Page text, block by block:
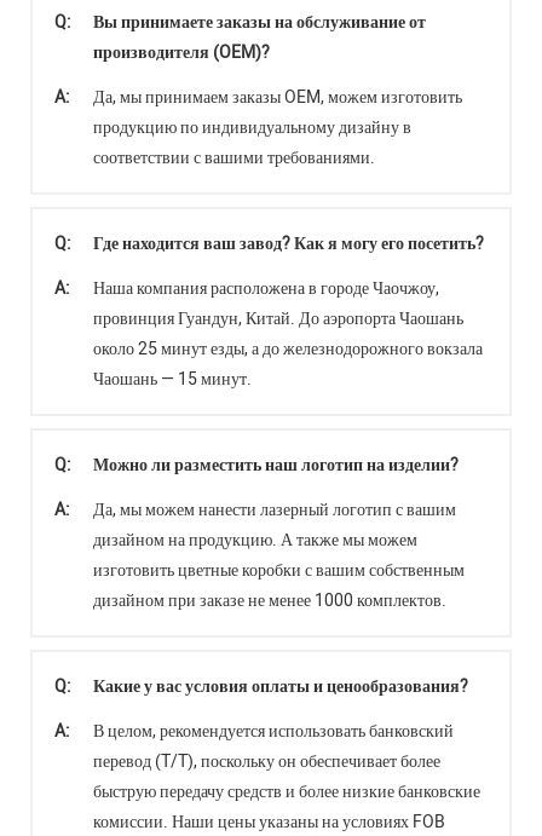
Q:
Вы принимаете заказы на обслуживание от
производителя (OEM)?
A:
Да, мы принимаем заказы OEM, можем изготовить
продукцию по индивидуальному дизайну в
соответствии с вашими требованиями.
Q:
Где находится ваш завод? Как я могу его посетить?
A:
Наша компания расположена в городе Чаочжоу,
провинция Гуандун, Китай. До аэропорта Чаошань
около 25 минут езды, а до железнодорожного вокзала
Чаошань — 15 минут.
Q:
Можно ли разместить наш логотип на изделии?
A:
Да, мы можем нанести лазерный логотип с вашим
дизайном на продукцию. А также мы можем
изготовить цветные коробки с вашим собственным
дизайном при заказе не менее 1000 комплектов.
Q:
Какие у вас условия оплаты и ценообразования?
A:
В целом, рекомендуется использовать банковский
перевод (T/T), поскольку он обеспечивает более
быструю передачу средств и более низкие банковские
комиссии. Наши цены указаны на условиях FOB